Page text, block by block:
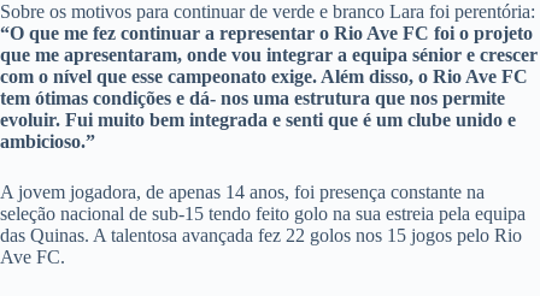
Sobre os motivos para continuar de verde e branco Lara foi perentória:
“O que me fez continuar a representar o Rio Ave FC foi o projeto
que me apresentaram, onde vou integrar a equipa sénior e crescer
com o nível que esse campeonato exige. Além disso, o Rio Ave FC
tem ótimas condições e dá- nos uma estrutura que nos permite
evoluir. Fui muito bem integrada e senti que é um clube unido e
ambicioso.”
A jovem jogadora, de apenas 14 anos, foi presença constante na
seleção nacional de sub-15 tendo feito golo na sua estreia pela equipa
das Quinas. A talentosa avançada fez 22 golos nos 15 jogos pelo Rio
Ave FC.